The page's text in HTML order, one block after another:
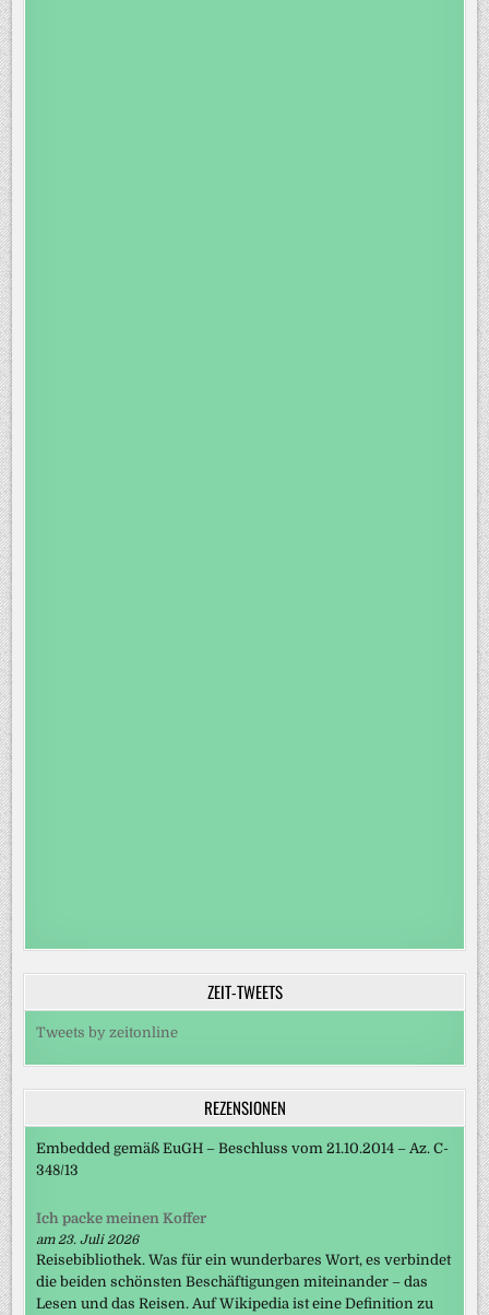
ZEIT-TWEETS
Tweets by zeitonline
REZENSIONEN
Embedded gemäß EuGH – Beschluss vom 21.10.2014 – Az. C-
348/13
Ich packe meinen Koffer
am 23. Juli 2026
Reisebibliothek. Was für ein wunderbares Wort, es verbindet
die beiden schönsten Beschäftigungen miteinander – das
Lesen und das Reisen. Auf Wikipedia ist eine Definition zu